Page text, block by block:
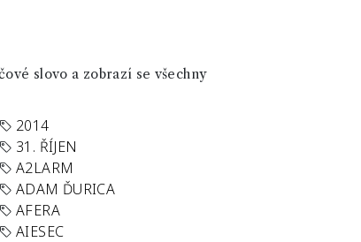
slovo a zobrazí se všechny
2014
31. ŘÍJEN
A2LARM
ADAM ĎURICA
AFERA
AIESEC